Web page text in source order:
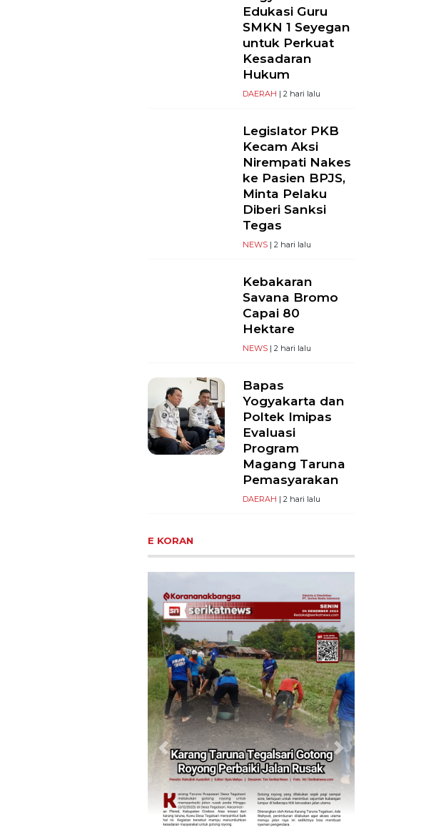
Edukasi Guru
SMKN 1 Seyegan
untuk Perkuat
Kesadaran
Hukum
DAERAH | 2 hari lalu
Legislator PKB
Kecam Aksi
Nirempati Nakes
ke Pasien BPJS,
Minta Pelaku
Diberi Sanksi
Tegas
NEWS | 2 hari lalu
Kebakaran
Savana Bromo
Capai 80
Hektare
NEWS | 2 hari lalu
Bapas
Yogyakarta dan
Poltek Imipas
Evaluasi
Program
Magang Taruna
Pemasyarakan
DAERAH | 2 hari lalu
E KORAN
Previous Next